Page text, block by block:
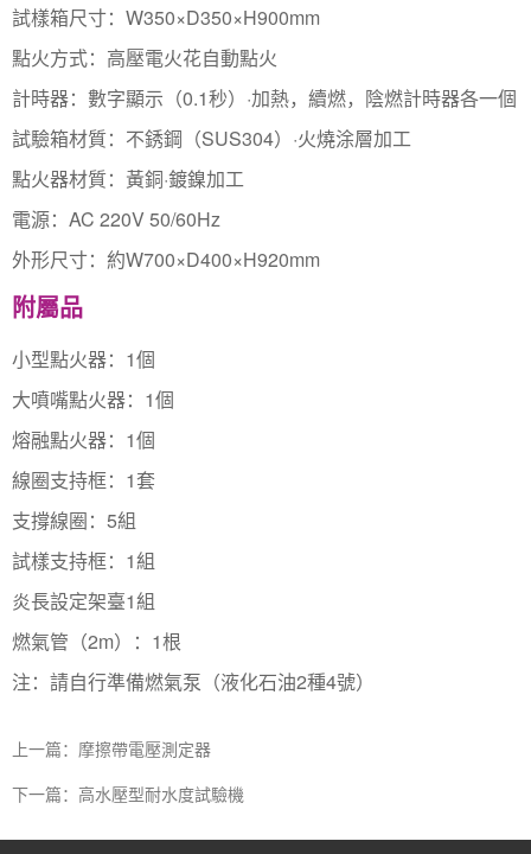
試樣箱尺寸：W350×D350×H900mm
點火方式：高壓電火花自動點火
計時器：數字顯示（0.1秒）·加熱，續燃，陰燃計時器各一個
試驗箱材質：不銹鋼（SUS304）·火燒涂層加工
點火器材質：黃銅·鍍鎳加工
電源：AC 220V 50/60Hz
外形尺寸：約W700×D400×H920mm
附屬品
小型點火器：1個
大噴嘴點火器：1個
熔融點火器：1個
線圈支持框：1套
支撐線圈：5組
試樣支持框：1組
炎長設定架臺1組
燃氣管（2m）：1根
注：請自行準備燃氣泵（液化石油2種4號）
上一篇：摩擦帶電壓測定器
下一篇：高水壓型耐水度試驗機